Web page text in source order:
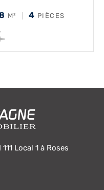
M² 4 PIÈCES
Local 1 à Roses